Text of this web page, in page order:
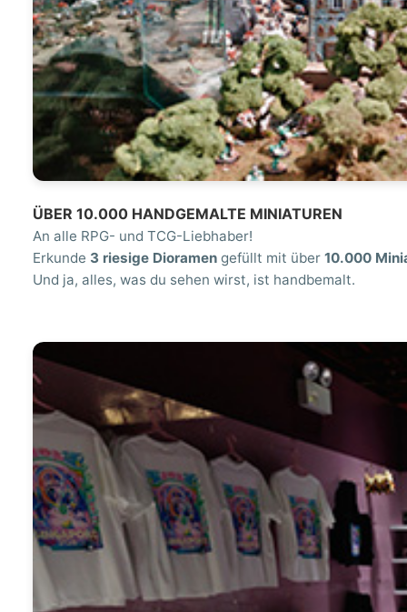
ÜBER 10.000 HANDGEMALTE MINIATUREN
An alle RPG- und TCG-Liebhaber!
Erkunde 3 riesige Dioramen gefüllt mit über 10.000
Und ja, alles, was du sehen wirst, ist handbemalt.